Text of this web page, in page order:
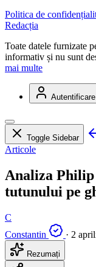
Politica de
Redacția
Toate datele furnizate
informativ și nu sunt
mai multe
Autentificare
Toggle Sidebar
Articole
Analiza
tutunului pe
C
Constantin
· 2
Rezumați